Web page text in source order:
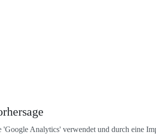
Analytics' verwendet und durch eine